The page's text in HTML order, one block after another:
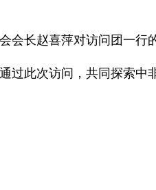
会长赵喜萍对访问团一
过此次访问，共同探索中